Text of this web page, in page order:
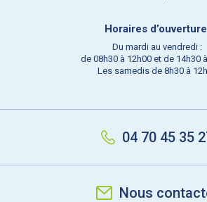
Horaires d’ouverture
Du mardi au vendredi :
de 08h30 à 12h00 et de 14h30
Les samedis de 8h30 à
04 70 45 35
Nous